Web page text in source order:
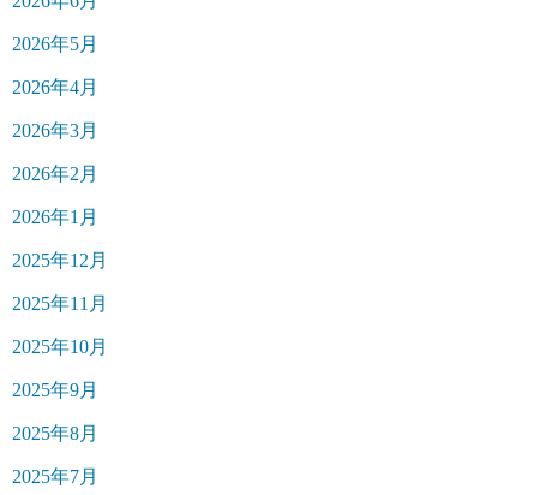
2026年5月
2026年4月
2026年3月
2026年2月
2026年1月
2025年12月
2025年11月
2025年10月
2025年9月
2025年8月
2025年7月